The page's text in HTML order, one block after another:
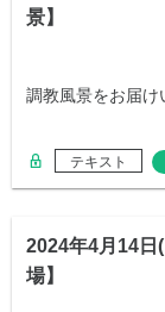
景】
調教風景をお届け
テキスト
2024年4月14日
場】